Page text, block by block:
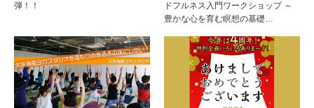
弾！！
ドフルネス入門ワークショップ ～
豊かな心を育む瞑想の基礎…